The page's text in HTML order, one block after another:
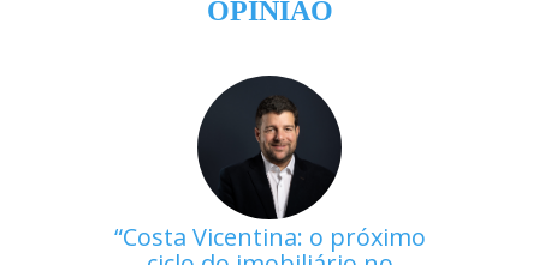
OPINIÃO
Costa Vicentina: o próximo